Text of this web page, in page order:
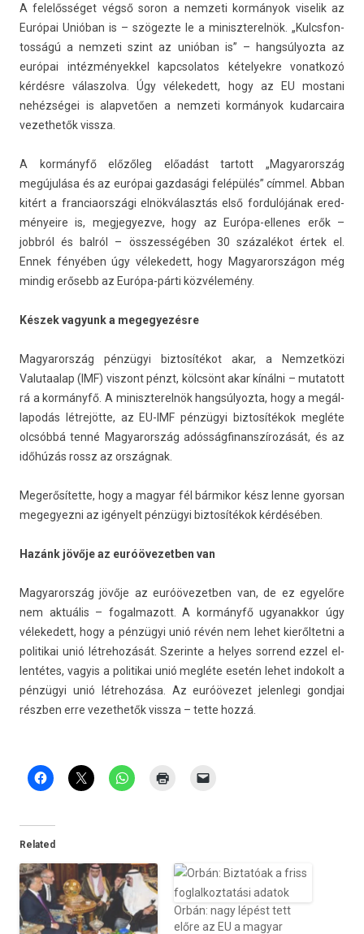
A felelősséget végső soron a nem­zeti kormányok viselik az
Európai Unióban is – szögezte le a miniszterel­nök. „Kulcsfon­
tosságú a nem­zeti szint az unióban is” – han­gsúlyoz­ta az
európai in­téz­mények­kel kapcsolatos kételyek­re vonat­kozó
kérdésre válas­zolva. Úgy vélekedett, hogy az EU mos­tani
nehézségei is al­ap­vető­en a nem­zeti kormányok kudar­caira
vezet­hetők vissza.
A kormányfő előzőleg előadást tar­tott „Magyarország
megújulása és az európai gaz­dasági felépülés” címmel. Abban
kitért a fran­ciaországi elnökválasztás első for­dulójának ered­
ményeire is, meg­jegyez­ve, hogy az Európa-ellenes erők –
jobbról és balról – összes­ségéb­en 30 százalékot értek el.
Ennek fényében úgy vélekedett, hogy Magyarországon még
min­dig erősebb az Európa-párti közvélemény.
Készek vagyunk a megegyezés­re
Magyarország pénzügyi bi­ztosítékot akar, a Nem­zetközi
Valutaalap (IMF) vis­zont pénzt, kölcsönt akar kínálni – mutatott
rá a kormányfő. A miniszterel­nök han­gsúlyoz­ta, hogy a megál­
lapodás létrejötte, az EU-IMF pénzügyi bi­ztosítékok megléte
olcsóbbá tenné Magyarország adós­ságfinanszírozását, és az
időhúzás rossz az országnak.
Megerősítette, hogy a magyar fél bár­mikor kész lenne gyor­san
megegyez­ni az igényelt pénzügyi bi­ztosítékok kérdésében.
Hazánk jövője az euróövezetb­en van
Magyarország jövője az euróövezetb­en van, de ez egyelőre
nem aktuális – fogal­mazott. A kormányfő ugyanak­kor úgy
vélekedett, hogy a pénzügyi unió révén nem lehet kieről­tetni a
politikai unió lét­rehozását. Szerin­te a helyes sor­rend ezzel el­
lentétes, vagyis a politikai unió megléte esetén lehet in­dokolt a
pénzügyi unió lét­rehozása. Az euróövezet jelen­legi gondjai
részben erre vezet­hetők vissza – tette hozzá.
Related
Orbán: nagy lépést tett
előre az EU a magyar